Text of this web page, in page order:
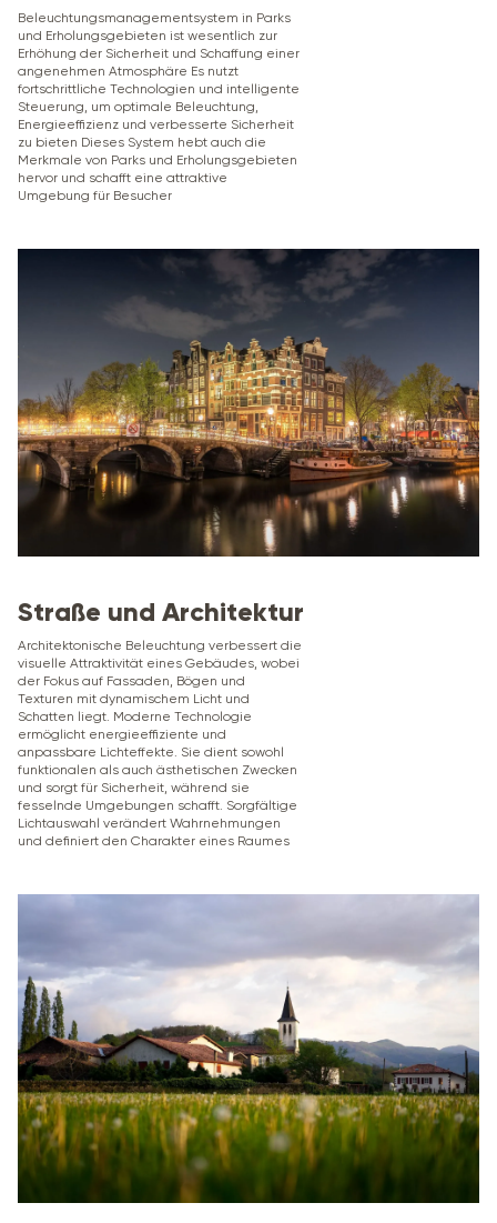
Beleuchtungsmanagementsystem in Parks
und Erholungsgebieten ist wesentlich zur
Erhöhung der Sicherheit und Schaffung einer
angenehmen Atmosphäre Es nutzt
fortschrittliche Technologien und intelligente
Steuerung, um optimale Beleuchtung,
Energieeffizienz und verbesserte Sicherheit
zu bieten Dieses System hebt auch die
Merkmale von Parks und Erholungsgebieten
hervor und schafft eine attraktive
Umgebung für Besucher
Straße und Architektur
Architektonische Beleuchtung verbessert die
visuelle Attraktivität eines Gebäudes, wobei
der Fokus auf Fassaden, Bögen und
Texturen mit dynamischem Licht und
Schatten liegt. Moderne Technologie
ermöglicht energieeffiziente und
anpassbare Lichteffekte. Sie dient sowohl
funktionalen als auch ästhetischen Zwecken
und sorgt für Sicherheit, während sie
fesselnde Umgebungen schafft. Sorgfältige
Lichtauswahl verändert Wahrnehmungen
und definiert den Charakter eines Raumes